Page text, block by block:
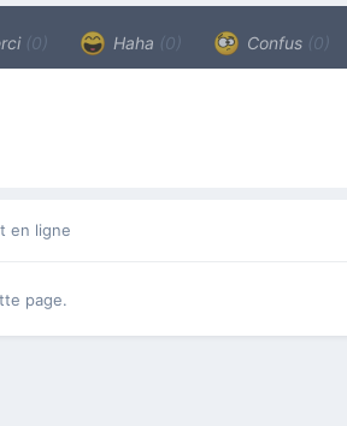
(0) Haha (0) Confus (0)
en ligne
page.